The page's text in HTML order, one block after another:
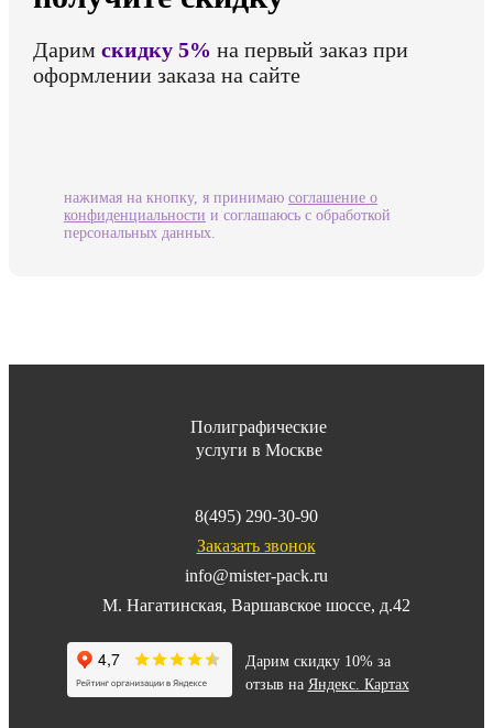
Дарим скидку 5% на первый заказ при
оформлении заказа на сайте
нажимая на кнопку, я принимаю соглашение о
конфиденциальности и соглашаюсь с обработкой
персональных данных.
Полиграфические
услуги в Москве
8(495) 290-30-90
Заказать звонок
info@mister-pack.ru
М. Нагатинская, Варшавское шоссе, д.42
Дарим скидку 10% за
отзыв на Яндекс. Картах